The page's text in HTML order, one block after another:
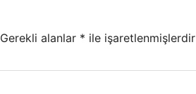
Gerekli alanlar * ile işaretlenmişlerdir